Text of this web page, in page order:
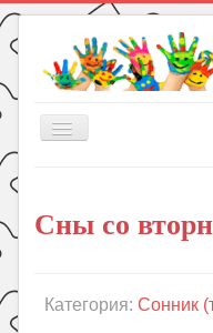
Включить/
Книги
Подготовка к
Сны со
Категория:Сонник